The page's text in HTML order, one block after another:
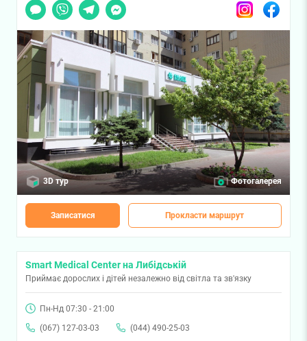
Чат Viber TelegramMessenger InstagramFacebook
3D тур Фотогалерея
Записатися Прокласти маршрут
Smart Medical Center на Либідській
Приймає дорослих і дітей незалежно від світла та зв'язку
Пн-Нд 07:30 - 21:00
(067) 127-03-03
(044) 490-25-03